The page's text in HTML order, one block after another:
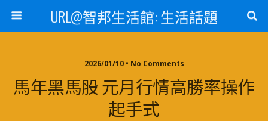
URL@智邦生活館: 生活話題
2026/01/10 • No Comments
馬年黑馬股 元月行情高勝率操作
起手式